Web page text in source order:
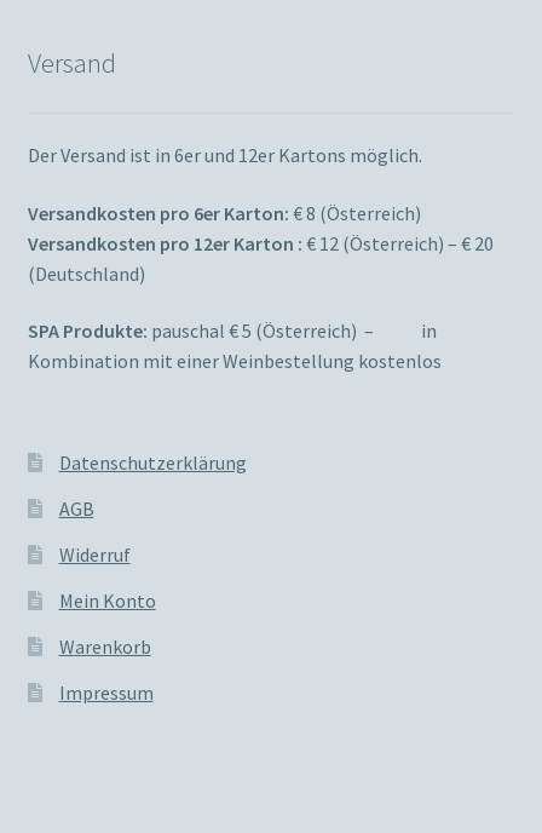
Versand
Der Versand ist in 6er und 12er Kartons möglich.
Versandkosten pro 6er Karton: € 8 (Österreich)
Versandkosten pro 12er Karton : € 12 (Österreich) – € 20
(Deutschland)
SPA Produkte: pauschal € 5 (Österreich) – in
Kombination mit einer Weinbestellung kostenlos
Datenschutzerklärung
AGB
Widerruf
Mein Konto
Warenkorb
Impressum